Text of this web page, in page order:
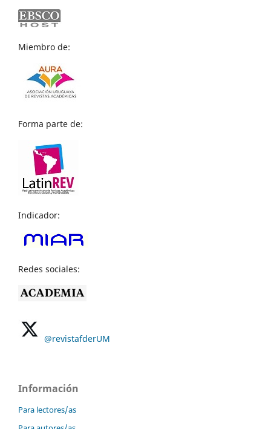
Miembro de:
Forma parte de:
Indicador:
Redes sociales:
@revistafderUM
Información
Para lectores/as